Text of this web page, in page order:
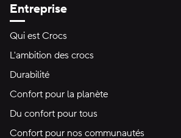
Entreprise
Qui est Crocs
L'ambition des crocs
Durabilité
Confort pour la planète
Du confort pour tous
Confort pour nos communautés